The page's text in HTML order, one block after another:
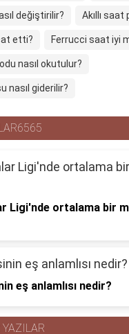
değiştirilir? Akıllı
etti? Ferrucci saat iyi
nasıl okutulur?
nasıl giderilir?
Ligi'nde ortalama bir
eş anlamlısı nedir?
YAZILAR